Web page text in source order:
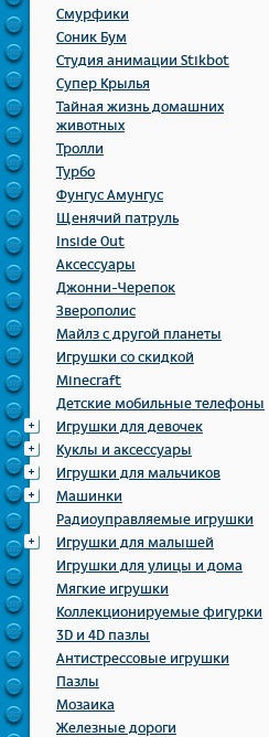
Смурфики
Соник Бум
Студия анимации Stikbot
Супер Крылья
Тайная жизнь домашних
животных
Тролли
Турбо
Фунгус Амунгус
Щенячий патруль
Inside Out
Аксессуары
Джонни-Черепок
Зверополис
Майлз с другой планеты
Игрушки со скидкой
Minecraft
Детские мобильные телефоны
Игрушки для девочек
Куклы и аксессуары
Игрушки для мальчиков
Машинки
Радиоуправляемые игрушки
Игрушки для малышей
Игрушки для улицы и дома
Мягкие игрушки
Коллекционируемые фигурки
3D и 4D пазлы
Антистрессовые игрушки
Пазлы
Мозаика
Железные дороги